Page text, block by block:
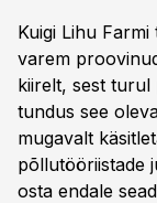
Kuigi Lihu
varem
kiirelt, sest turul
tundus see
mugavalt
põllutööriistade
osta endale